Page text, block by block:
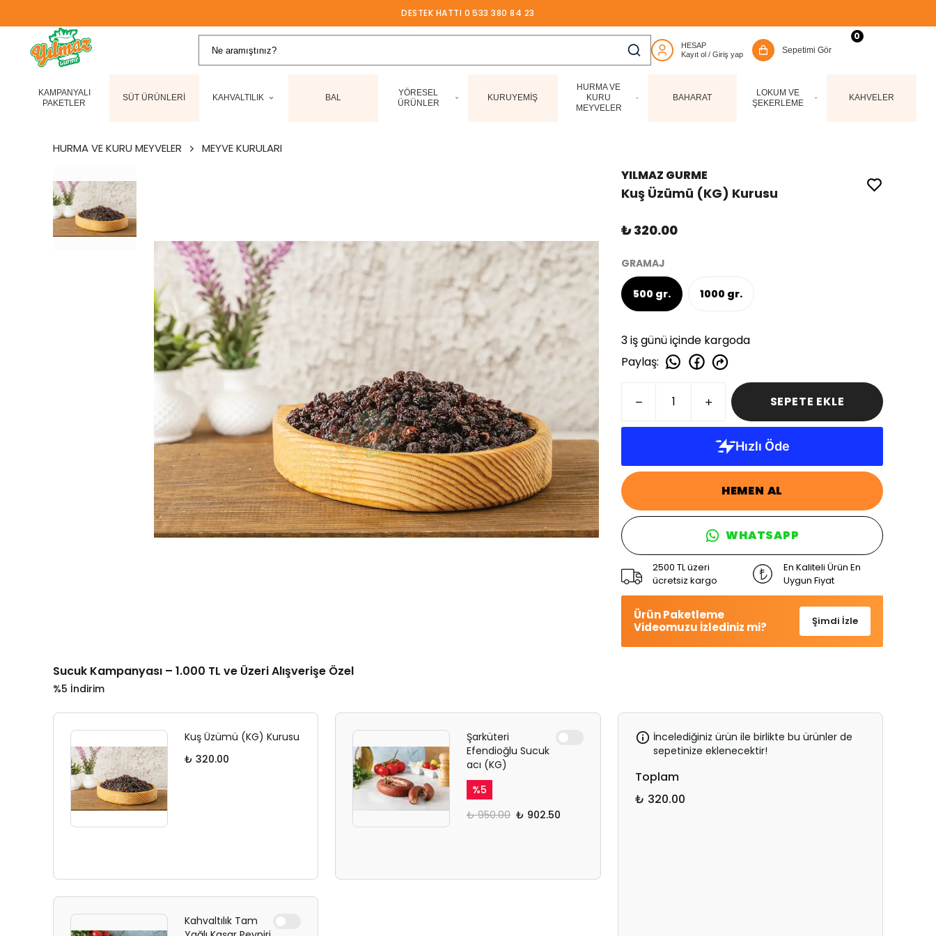
DESTEK HATTI 0 533 380 84 23
KAMPANYALI
PAKETLER
SÜT ÜRÜNLERİ KAHVALTILIK BAL
YÖRESEL
ÜRÜNLER
KURUYEMİŞ
HURMA VE
KURU
MEYVELER
BAHARAT
LOKUM VE
ŞEKERLEME
KAHVELER
0
HURMA VE KURU MEYVELER MEYVE KURULARI
YILMAZ GURME
Kuş Üzümü (KG) Kurusu
₺ 320.00
GRAMAJ
500 gr. 1000 gr.
3 iş günü içinde kargoda
Paylaş:
SEPETE EKLE
HEMEN AL
WHATSAPP
2500 TL üzeri
ücretsiz kargo
En Kaliteli Ürün En
Uygun Fiyat
Ürün Paketleme
Videomuzu İzlediniz mi?
Şimdi İzle
Sucuk Kampanyası – 1.000 TL ve Üzeri Alışverişe Özel
%5 İndirim
Kuş Üzümü (KG) Kurusu
₺ 320.00
Şarküteri
Efendioğlu Sucuk
acı (KG)
%5
₺ 950.00 ₺ 902.50
Kahvaltılık Tam
İncelediğiniz ürün ile birlikte bu ürünler de
sepetinize eklenecektir!
Toplam
₺ 320.00